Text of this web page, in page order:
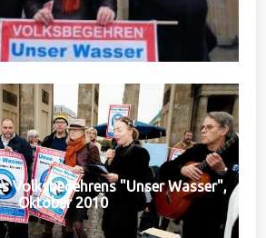
Volksbegehrens "Unser Wasser",
Oktober 2010